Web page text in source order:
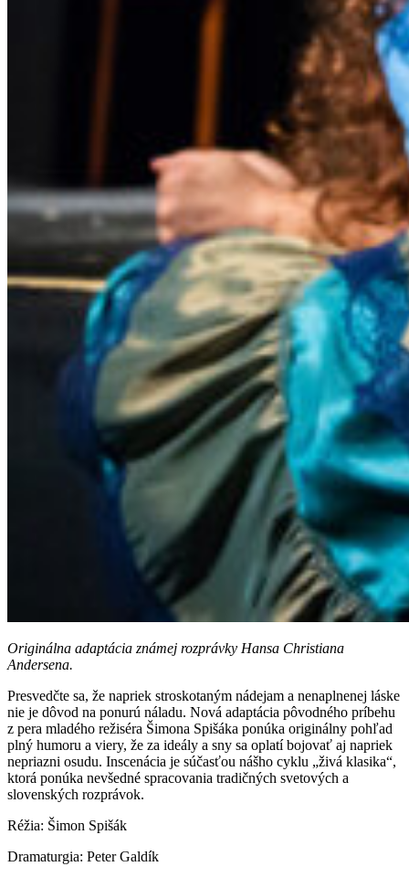
Originálna adaptácia známej rozprávky Hansa Christiana
Andersena.
Presvedčte sa, že napriek stroskotaným nádejam a nenaplnenej láske
nie je dôvod na ponurú náladu. Nová adaptácia pôvodného príbehu
z pera mladého režiséra Šimona Spišáka ponúka originálny pohľad
plný humoru a viery, že za ideály a sny sa oplatí bojovať aj napriek
nepriazni osudu. Inscenácia je súčasťou nášho cyklu „živá klasika“,
ktorá ponúka nevšedné spracovania tradičných svetových a
slovenských rozprávok.
Réžia: Šimon Spišák
Dramaturgia: Peter Galdík